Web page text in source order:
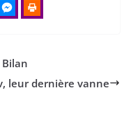
Bilan
leur dernière vanne